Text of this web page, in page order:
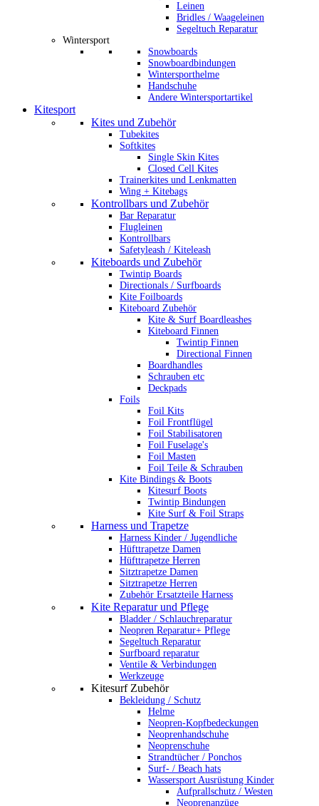
Leinen
Bridles / Waageleinen
Segeltuch Reparatur
Wintersport
Snowboards
Snowboardbindungen
Wintersporthelme
Handschuhe
Andere Wintersportartikel
Kitesport
Kites und Zubehör
Tubekites
Softkites
Single Skin Kites
Closed Cell Kites
Trainerkites und Lenkmatten
Wing + Kitebags
Kontrollbars und Zubehör
Bar Reparatur
Flugleinen
Kontrollbars
Safetyleash / Kiteleash
Kiteboards und Zubehör
Twintip Boards
Directionals / Surfboards
Kite Foilboards
Kiteboard Zubehör
Kite & Surf Boardleashes
Kiteboard Finnen
Twintip Finnen
Directional Finnen
Boardhandles
Schrauben etc
Deckpads
Foils
Foil Kits
Foil Frontflügel
Foil Stabilisatoren
Foil Fuselage's
Foil Masten
Foil Teile & Schrauben
Kite Bindings & Boots
Kitesurf Boots
Twintip Bindungen
Kite Surf & Foil Straps
Harness und Trapetze
Harness Kinder / Jugendliche
Hüfttrapetze Damen
Hüfttrapetze Herren
Sitztrapetze Damen
Sitztrapetze Herren
Zubehör Ersatzteile Harness
Kite Reparatur und Pflege
Bladder / Schlauchreparatur
Neopren Reparatur+ Pflege
Segeltuch Reparatur
Surfboard reparatur
Ventile & Verbindungen
Werkzeuge
Kitesurf Zubehör
Bekleidung / Schutz
Helme
Neopren-Kopfbedeckungen
Neoprenhandschuhe
Neoprenschuhe
Strandtücher / Ponchos
Surf- / Beach hats
Wassersport Ausrüstung Kinder
Aufprallschutz / Westen
Neoprenanzüge